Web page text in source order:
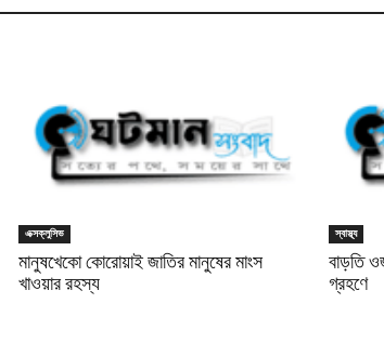
এক্সক্লুসিভ
মানুষখেকো কোরোয়াই জাতির মানুষের মাংস
খাওয়ার রহস্য
স্বাস্থ্য
বাড়তি
গ্রহণে